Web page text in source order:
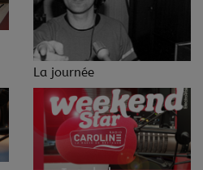
La journée